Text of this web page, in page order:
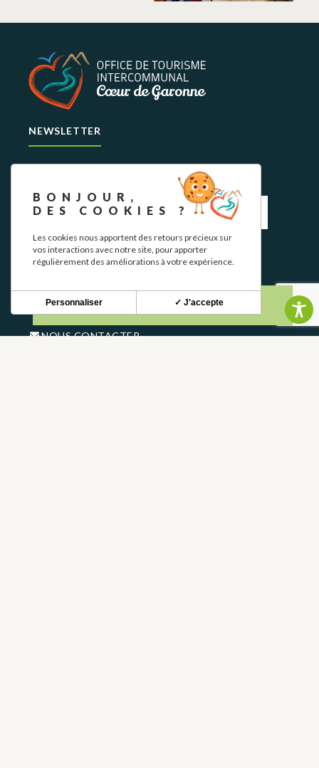
NEWSLETTER
Restez informé de nos actualités et bons plans.
S'INSCRIRE
CONTACT
NOUS CONTACTER
BONJOUR,
DES COOKIES ?
Les cookies nous apportent des retours précieux sur
vos interactions avec notre site, pour apporter
régulièrement des améliorations à votre expérience.
✓ J'accepte
Personnaliser